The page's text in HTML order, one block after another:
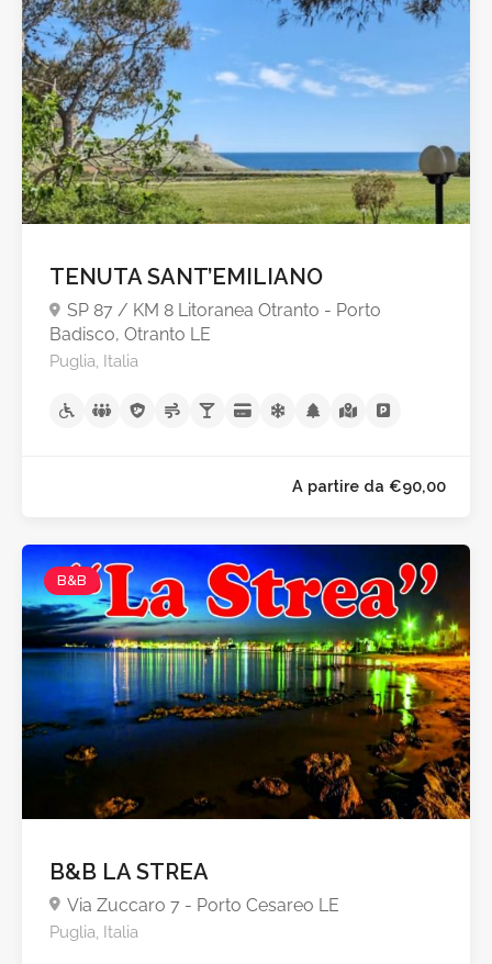
TENUTA SANT’EMILIANO
SP 87 / KM 8 Litoranea Otranto - Porto
Badisco, Otranto LE
Puglia, Italia
B&B
B&B LA STREA
Via Zuccaro 7 - Porto Cesareo LE
Puglia, Italia